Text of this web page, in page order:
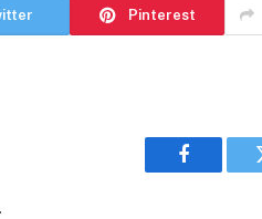
Pinterest
Facebook